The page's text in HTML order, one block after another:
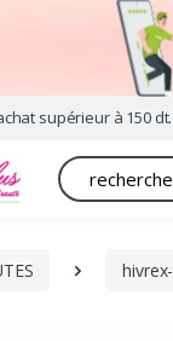
supérieur à 150
Recherche